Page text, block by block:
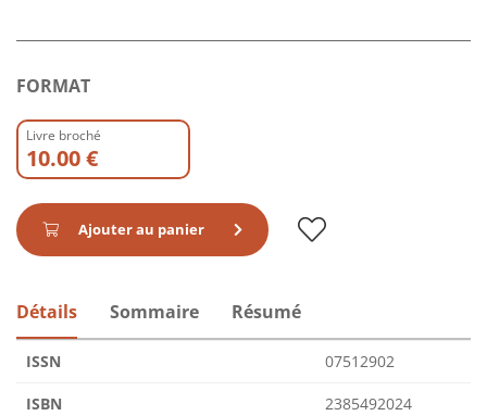
FORMAT
Livre broché
10.00 €
Ajouter au panier
Détails Sommaire Résumé
ISSN 07512902
ISBN 2385492024